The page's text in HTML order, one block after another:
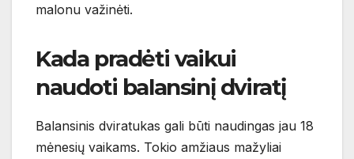
malonu važinėti.
Kada pradėti vaikui
naudoti balansinį dviratį
Balansinis dviratukas gali būti naudingas jau 18
mėnesių vaikams. Tokio amžiaus mažyliai